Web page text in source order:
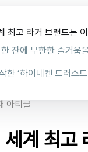
최고 라거 브랜드는
잔에 무한한 즐거움
과정을 보완하는 동시
3만 회 넘게 플레이
한 ‘하이네켄 트러스
에 따라 개인화된 화
아티클
계 최고